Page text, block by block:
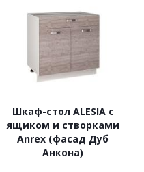
Шкаф-стол ALESIA с
ящиком и створками
Anrex (фасад Дуб
Анкона)